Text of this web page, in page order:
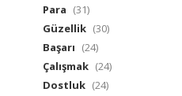
Para (31)
Güzellik (30)
Başarı (24)
Çalışmak (24)
Dostluk (24)